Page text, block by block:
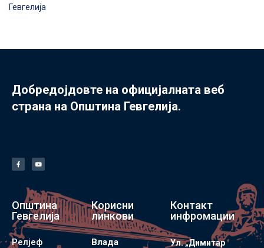
Гевгелија
Добредојдовте на официјалната веб
страна на Општина Гевгелија.
Општина
Гевгелија
Релјеф
Корисни
линкови
Влада
Контакт
инфромации
Ул. „Димитар